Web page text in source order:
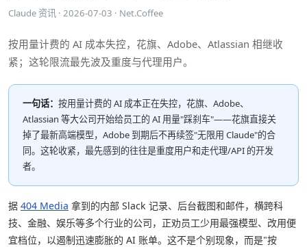
Claude 资讯 · 2026-07-03 · Net.Coffee
按用量计费的 AI 成本失控，花旗、Adobe、Atlassian 相继收
紧；这轮限流最先波及重度与代理用户。
一句话： 按用量计费的 AI 成本正在失控，花旗、Adobe、
Atlassian 等大公司开始给员工的 AI 用量"踩刹车"——花旗直接关
掉了最新高端模型，Adobe 到期后不再续签"无限用 Claude"的合
同。这轮收紧，最先感到的往往是重度用户和走代理/API 的开发
者。
据 404 Media 拿到的内部 Slack 记录、后台截图和邮件，横跨科
技、金融、娱乐等多个行业的公司，正劝员工少用最强模型、改用便
宜档位，以遏制迅速膨胀的 AI 账单。这不是个别现象，而是"按